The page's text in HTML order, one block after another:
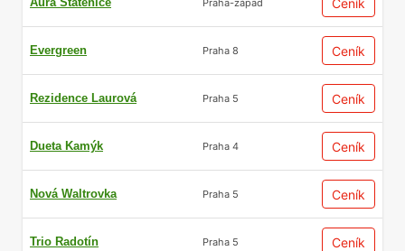
Ceník
Evergreen Praha 8 Ceník
Rezidence Laurová Praha 5 Ceník
Dueta Kamýk Praha 4 Ceník
Nová Waltrovka Praha 5 Ceník
Trio Radotín Praha 5 Ceník